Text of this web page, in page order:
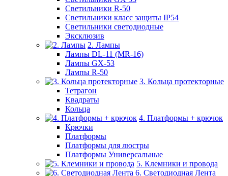
Светильники R-50
Светильники класс защиты IP54
Светильники светодиодные
Эксклюзив
2. Лампы
Лампы DL-11 (MR-16)
Лампы GX-53
Лампы R-50
3. Кольца протекторные
Тетрагон
Квадраты
Кольца
4. Платформы + крючок
Крючки
Платформы
Платформы для люстры
Платформы Универсальные
5. Клемники и провода
6. Светодиодная Лента